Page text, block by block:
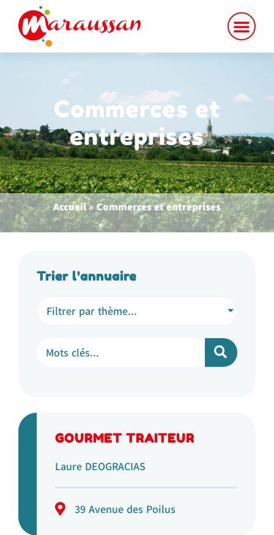
Commerces et
entreprises
Accueil»Commerces et entreprises
Trier l'annuaire
Filtrer par thème...
GOURMET TRAITEUR
Laure DEOGRACIAS
39 Avenue des Poilus